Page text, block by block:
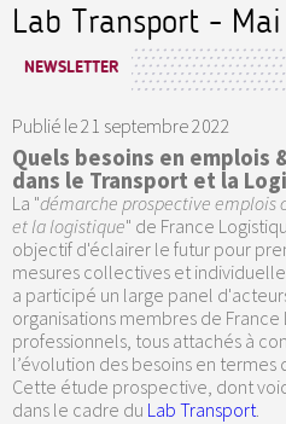
Lab Transport -
NEWSLETTER
Publié le21 septembre 2022
Quels besoins en emplois
dans le Transport et la
La "démarche prospective emplois
et la logistique" de France
objectif d'éclairer le futur pour
mesures collectives et
a participé un large panel
organisations membres de
professionnels, tous attachés à
l’évolution des besoins en
Cette étude prospective, dont
dans le cadre du Lab Transport.